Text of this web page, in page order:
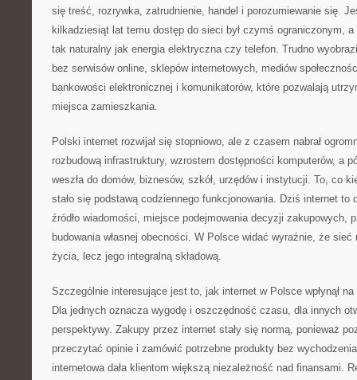
się treść, rozrywka, zatrudnienie, handel i porozumiewanie się.
kilkadziesiąt lat temu dostęp do sieci był czymś ograniczonym,
tak naturalny jak energia elektryczna czy telefon. Trudno
bez serwisów online, sklepów internetowych, mediów
bankowości elektronicznej i komunikatorów, które pozwalają
miejsca zamieszkania.
Polski internet rozwijał się stopniowo, ale z czasem nabrał
rozbudową infrastruktury, wzrostem dostępności komputerów, a
weszła do domów, biznesów, szkół, urzędów i instytucji. To, co
stało się podstawą codziennego funkcjonowania. Dziś internet to
źródło wiadomości, miejsce podejmowania decyzji zakupowych,
budowania własnej obecności. W Polsce widać wyraźnie, że
życia, lecz jego integralną składową.
Szczególnie interesujące jest to, jak internet w Polsce wpłynął
Dla jednych oznacza wygodę i oszczędność czasu, dla innych
perspektywy. Zakupy przez internet stały się normą, ponieważ
przeczytać opinie i zamówić potrzebne produkty bez
internetowa dała klientom większą niezależność nad finansami.